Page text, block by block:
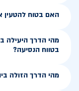
האם בטוח להטעין
מהי הדרך היעילה
בטווח הנסיעה?
מהי הדרך הזולה